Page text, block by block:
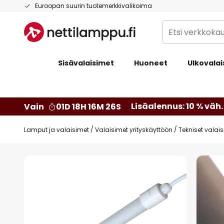
Euroopan suurin tuotemerkkivalikoima
Skip
Content
Etsi
verkkokaupan
Sisävalaisimet Huoneet
Vain 01D 18H 16M 25S Lisäalennus: 10 %
Lamput ja valaisimet Valaisimet yrityskäyttöön Tekniset